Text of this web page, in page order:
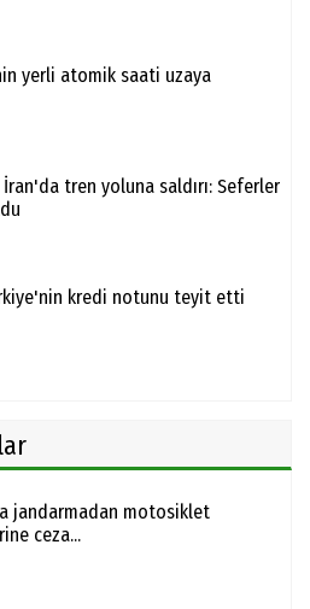
yerli atomik saati uzaya
tren yoluna saldırı: Seferler
kredi notunu teyit etti
jandarmadan motosiklet
ceza...